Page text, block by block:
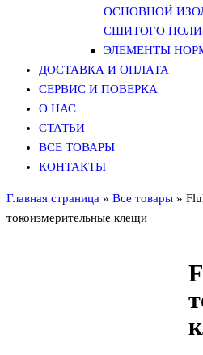
ОСНОВНОЙ
СШИТОГО
ЭЛЕМЕНТЫ
ДОСТАВКА И ОПЛАТА
СЕРВИС И ПОВЕРКА
О НАС
СТАТЬИ
ВСЕ ТОВАРЫ
КОНТАКТЫ
Главная страница » Все товары »
токоизмерительные клещи